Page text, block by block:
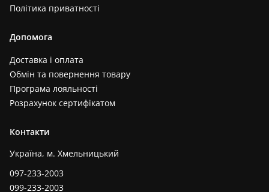
Політика приватності
Допомога
Доставка і оплата
Обмін та повернення товару
Програма лояльності
Розрахунок сертифікатом
Контакти
Україна, м. Хмельницький
097-233-2003
099-233-2003